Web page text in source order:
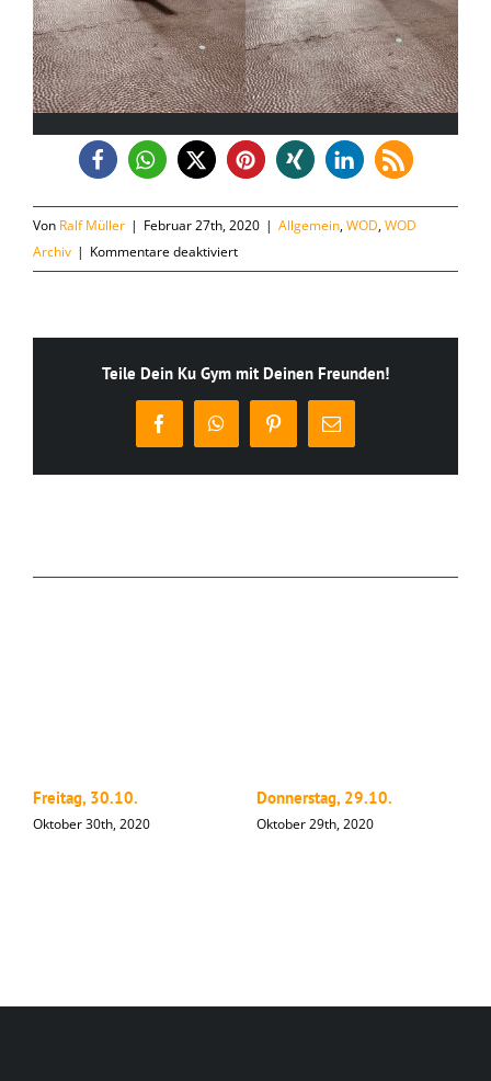
Von Ralf Müller | Februar 27th, 2020 | Allgemein,WOD,WOD
Archiv | Kommentare deaktiviertfür
Donnerstag,
Teile Dein Ku Gym mit Deinen Freunden!
FacebookWhatsAppPinterest
E-
Mail
Freitag, 30.10.
Oktober 30th, 2020
Donnerstag, 29.10.
Oktober 29th, 2020